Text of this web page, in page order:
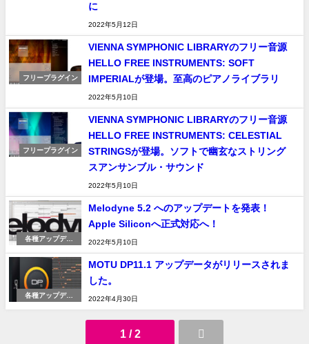
に
2022年5月12日
フリープラグイン
VIENNA SYMPHONIC LIBRARYのフリー音源
HELLO FREE INSTRUMENTS: SOFT
IMPERIALが登場。至高のピアノライブラリ
2022年5月10日
フリープラグイン
VIENNA SYMPHONIC LIBRARYのフリー音源
HELLO FREE INSTRUMENTS: CELESTIAL
STRINGSが登場。ソフトで幽玄なストリング
スアンサンブル・サウンド
2022年5月10日
各種アップデー
Melodyne 5.2 へのアップデートを発表！
Apple Siliconへ正式対応へ！
2022年5月10日
各種アップデー
MOTU DP11.1 アップデータがリリースされま
した。
2022年4月30日
1 / 2